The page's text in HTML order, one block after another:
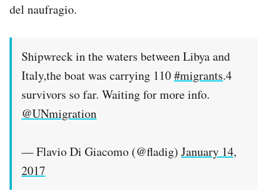
del naufragio.
Shipwreck in the waters between Libya and
Italy,the boat was carrying 110#migrants.4
survivors so far. Waiting for more info.
@UNmigration
— Flavio Di Giacomo (@fladig) January 14,
2017